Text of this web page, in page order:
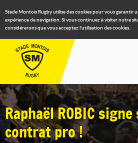
Stade Montois Rugby utilise des cookies pour vous garantir
expérience de navigation. Si vous continuez à visiter notre
considérerons que vous acceptez l'utilisation des cookies.
Raphaël ROBIC
contrat pro !